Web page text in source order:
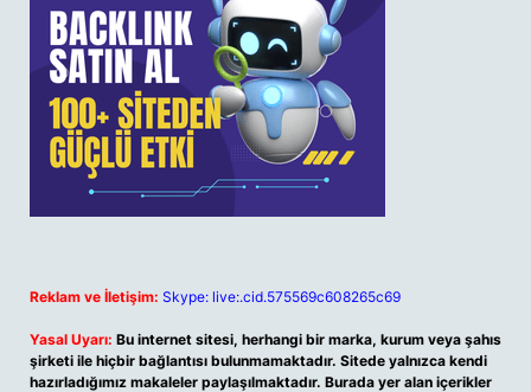
Reklam ve İletişim: Skype: live:.cid.575569c608265c69
Yasal Uyarı: Bu internet sitesi, herhangi bir marka, kurum veya şahıs
şirketi ile hiçbir bağlantısı bulunmamaktadır. Sitede yalnızca kendi
hazırladığımız makaleler paylaşılmaktadır. Burada yer alan içerikler